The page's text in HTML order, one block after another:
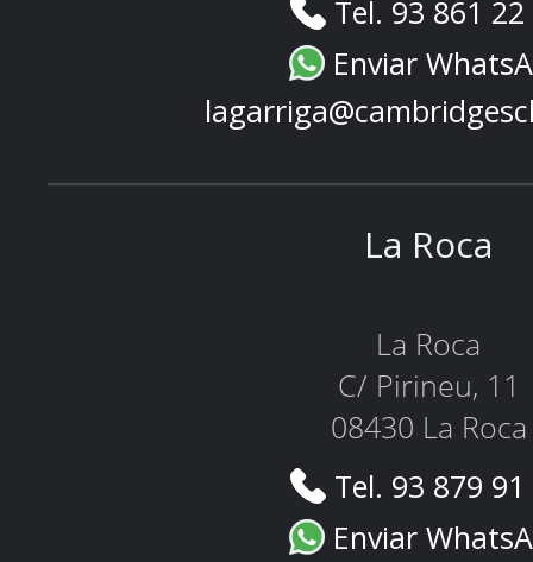
Tel. 93 861
Enviar
La Roca
La Roca
C/ Pirineu, 11
08430 La Roca
Tel. 93 879
Enviar